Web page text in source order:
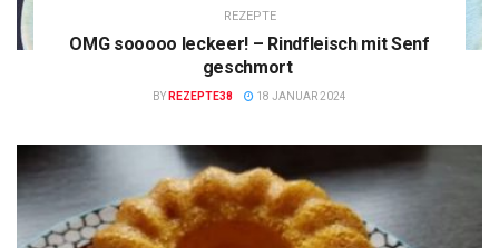
REZEPTE
OMG sooooo leckeer! – Rindfleisch mit Senf
geschmort
BY REZEPTE38 18 JANUAR 2024